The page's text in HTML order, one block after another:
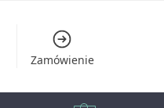
Zamówienie